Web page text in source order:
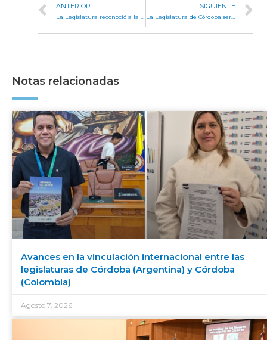
ANTERIOR SIGUIENTE
La Legislatura de Córdoba será sede del Quinto Encuentro de Voces
Notas relacionadas
Avances en la vinculación internacional entre las
legislaturas de Córdoba (Argentina) y Córdoba
(Colombia)
Agosto 7, 2026